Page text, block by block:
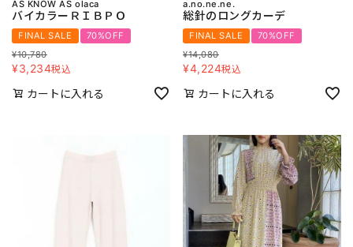
AS KNOW AS olaca
バイカラーＲＩＢＰＯ
FINAL SALE
70%OFF
¥10,780
¥3,234税込
カートに入れる
a.no.ne.ne.
総針のロングカーデ
FINAL SALE
70%OFF
¥14,080
¥4,224税込
カートに入れる